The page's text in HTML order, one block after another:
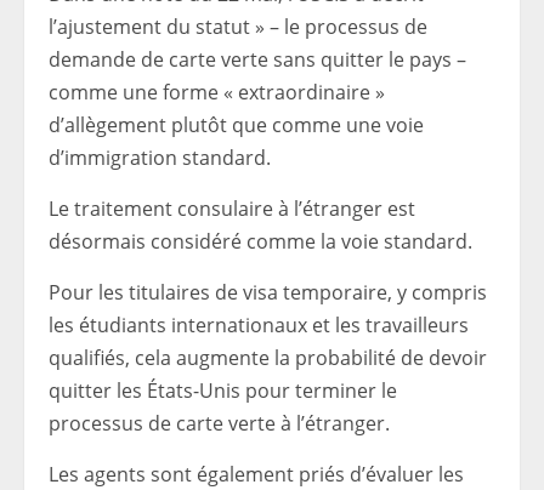
l’ajustement du statut » – le processus de
demande de carte verte sans quitter le pays –
comme une forme « extraordinaire »
d’allègement plutôt que comme une voie
d’immigration standard.
Le traitement consulaire à l’étranger est
désormais considéré comme la voie standard.
Pour les titulaires de visa temporaire, y compris
les étudiants internationaux et les travailleurs
qualifiés, cela augmente la probabilité de devoir
quitter les États-Unis pour terminer le
processus de carte verte à l’étranger.
Les agents sont également priés d’évaluer les